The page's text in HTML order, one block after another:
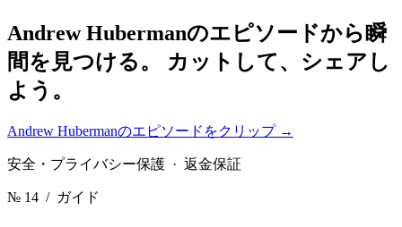
Andrew Hubermanのエピソードから瞬
間を見つける。 カットして、シェアし
よう。
Andrew Hubermanのエピソードをクリップ →
安全・プライバシー保護 · 返金保証
№ 14 / ガイド